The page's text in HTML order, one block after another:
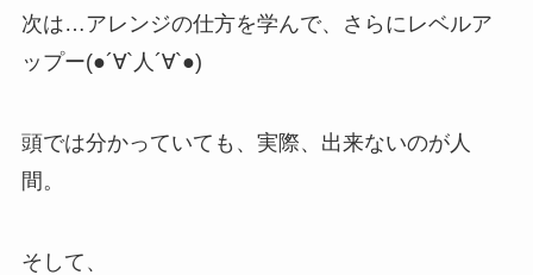
次は…アレンジの仕方を学んで、さらにレベルア
ップー(●´∀`人´∀`●)
頭では分かっていても、実際、出来ないのが人
間。
そして、